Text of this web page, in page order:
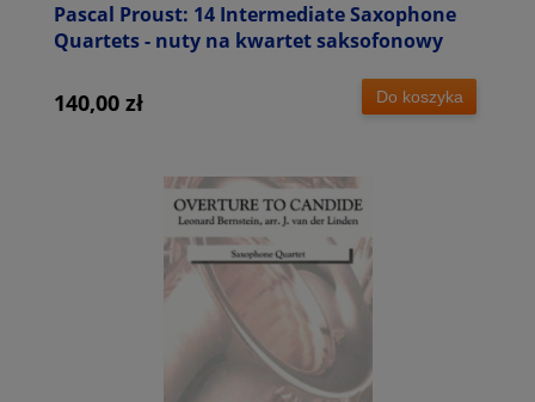
Pascal Proust: 14 Intermediate Saxophone
Quartets - nuty na kwartet saksofonowy
140,00 zł Do koszyka